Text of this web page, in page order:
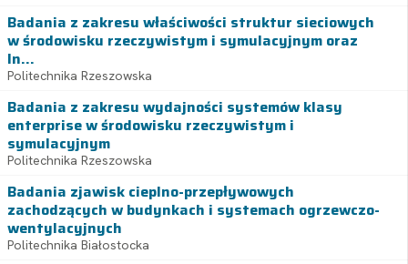
Badania z zakresu właściwości struktur sieciowych
w środowisku rzeczywistym i symulacyjnym oraz
In...
Politechnika Rzeszowska
Badania z zakresu wydajności systemów klasy
enterprise w środowisku rzeczywistym i
symulacyjnym
Politechnika Rzeszowska
Badania zjawisk cieplno-przepływowych
zachodzących w budynkach i systemach ogrzewczo-
wentylacyjnych
Politechnika Białostocka